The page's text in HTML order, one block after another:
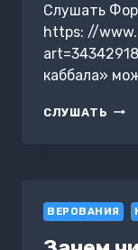
Слушать
https: //
каббала»
СЛУШАТЬ
ВЕРОВАНИЯ